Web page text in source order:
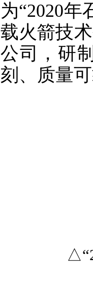
为“2020
载火箭技
公司，研
刻、质量